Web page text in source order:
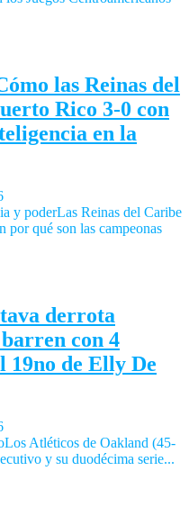
las Reinas del
Rico 3-0 con
en la
y poderLas Reinas del Caribe
por qué son las campeonas
derrota
con 4
19no de Elly De
Atléticos de Oakland (45-
y su duodécima serie...